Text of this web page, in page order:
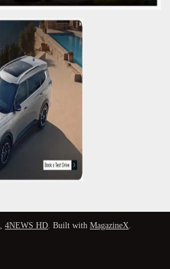
4NEWS HD . Built with MagazineX